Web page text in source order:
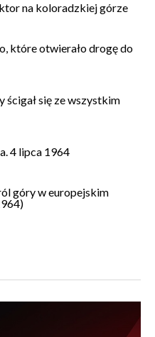
na koloradzkiej górze
które otwierało drogę do
ścigał się ze wszystkim
4 lipca 1964
góry w europejskim